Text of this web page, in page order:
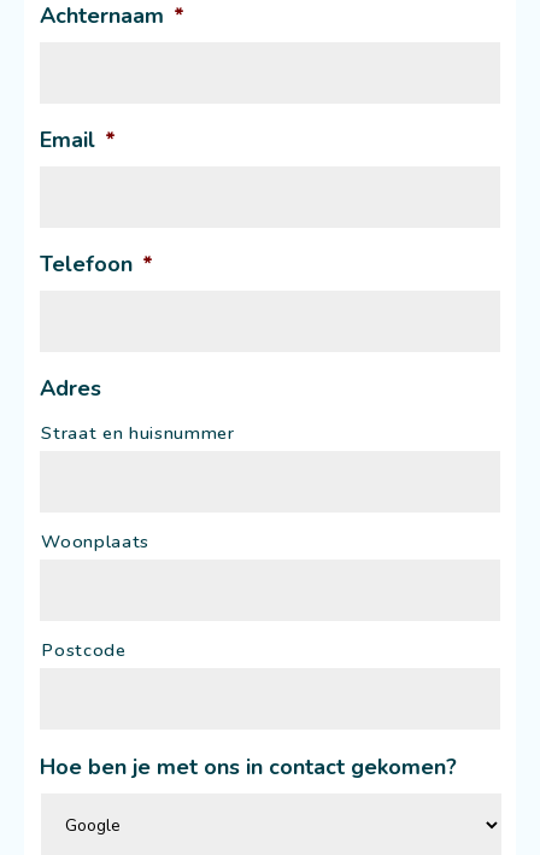
Achternaam *
Email *
Telefoon *
Adres
Straat en huisnummer
Woonplaats
Postcode
Hoe ben je met ons in contact gekomen?